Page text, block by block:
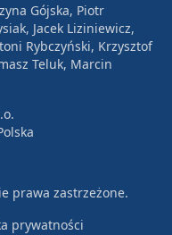
Gójska, Piotr
Jacek Liziniewicz,
Rybczyński, Krzysztof
Teluk, Marcin
prawa zastrzeżone.
prywatności